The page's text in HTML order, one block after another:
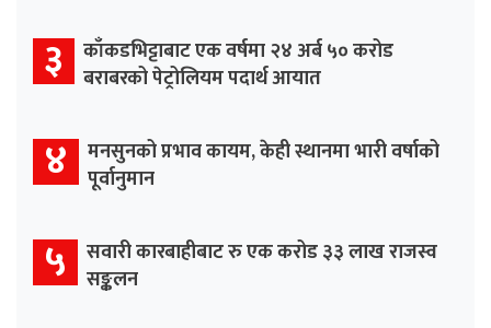
३ काँकडभिट्टाबाट एक वर्षमा २४ अर्ब ५० करोड
बराबरको पेट्रोलियम पदार्थ आयात
४ मनसुनको प्रभाव कायम, केही स्थानमा भारी वर्षाको
पूर्वानुमान
५ सवारी कारबाहीबाट रु एक करोड ३३ लाख राजस्व
सङ्कलन